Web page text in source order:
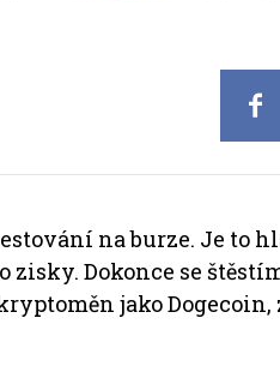
na burze. Je to
zisky. Dokonce se
jako Dogecoin,